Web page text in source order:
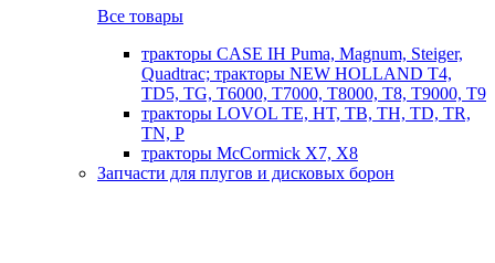
Все товары
тракторы CASE IH Puma, Magnum, Steiger,
Quadtrac; тракторы NEW HOLLAND T4,
TD5, TG, T6000, T7000, T8000, T8, T9000, T9
тракторы LOVOL TE, HT, TB, TH, TD, TR,
TN, P
тракторы McCormick X7, X8
Запчасти для плугов и дисковых борон